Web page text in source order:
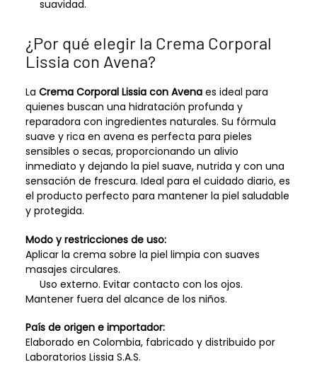
suavidad.
¿Por qué elegir la Crema Corporal
Lissia con Avena?
La Crema Corporal Lissia con Avenaes ideal para
quienes buscan una hidratación profunda y
reparadora con ingredientes naturales. Su fórmula
suave y rica en avena es perfecta para pieles
sensibles o secas, proporcionando un alivio
inmediato y dejando la piel suave, nutrida y con una
sensación de frescura. Ideal para el cuidado diario, es
el producto perfecto para mantener la piel saludable
y protegida.
Modo y restricciones de uso:
Aplicar la crema sobre la piel limpia con suaves
masajes circulares.
Uso externo. Evitar contacto con los ojos.
Mantener fuera del alcance de los niños.
País de origen e importador:
Elaborado en Colombia, fabricado y distribuido por
Laboratorios Lissia S.A.S.